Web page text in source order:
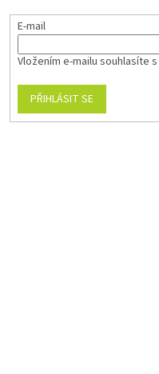
E-mail
Vložením e-mailu souhlasíte s
PŘIHLÁSIT SE